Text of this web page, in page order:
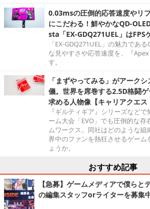
0.03msの圧倒的応答速度やリ
にこだわる！鮮やかなQD-
sta「EX-GDQ271UEL」はFPS
「EX-GDQ271UEL」の魅力であ
な見やすさや応答速度を、『
す。
「まずやってみる」がアーク
儀。世界を席巻する2.5D格闘ゲ
求める人物像【キャリアクエス
『ギルティギア』シリーズなど
ーム大会「EVO」でも圧倒的な
ムワークス。同社はどのような
界中のファンを熱狂させるゲーム
ょうか。
おすすめ記事
【急募】ゲームメディアで僕らと
の編集スタッフorライターを募集